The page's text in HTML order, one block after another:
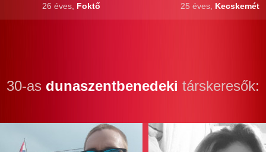
26 éves, Foktő
25 éves, Kecskemét
30-as dunaszentbenedeki társkeresők: